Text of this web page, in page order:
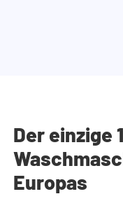
Der einzige
Europas